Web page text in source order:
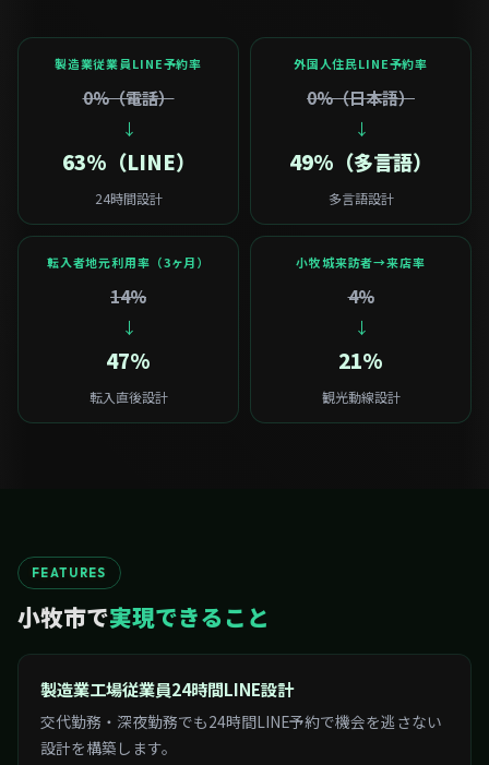
製造業従業員LINE予約率
0%（電話）
↓
63%（LINE）
24時間設計
外国人住民LINE予約率
0%（日本語）
↓
49%（多言語）
多言語設計
転入者地元利用率（3ヶ月）
14%
↓
47%
転入直後設計
小牧城来訪者→来店率
4%
↓
21%
観光動線設計
FEATURES
小牧市で実現できること
製造業工場従業員24時間LINE設計
交代勤務・深夜勤務でも24時間LINE予約で機会を逃さない
設計を構築します。